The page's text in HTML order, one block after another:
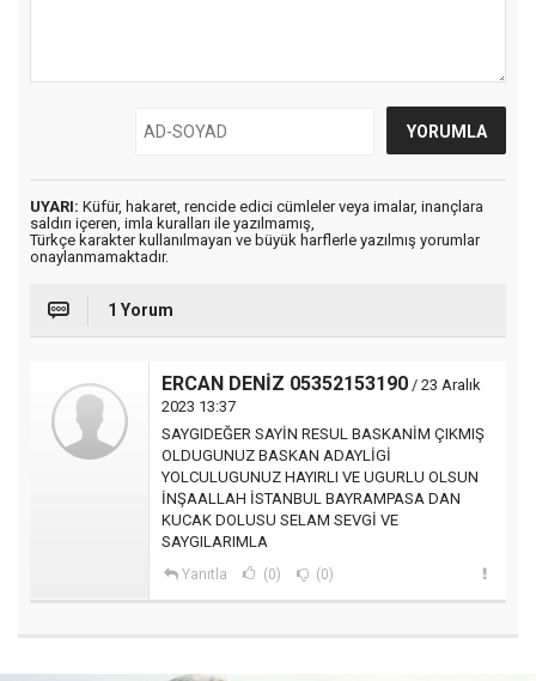
UYARI: Küfür, hakaret, rencide edici cümleler veya imalar, inançlara
saldırı içeren, imla kuralları ile yazılmamış,
Türkçe karakter kullanılmayan ve büyük harflerle yazılmış yorumlar
onaylanmamaktadır.
1 Yorum
ERCAN DENİZ 05352153190 / 23 Aralık
2023 13:37
SAYGIDEĞER SAYİN RESUL BASKANİM ÇIKMIŞ
OLDUGUNUZ BASKAN ADAYLİGİ
YOLCULUGUNUZ HAYIRLI VE UGURLU OLSUN
İNŞAALLAH İSTANBUL BAYRAMPASA DAN
KUCAK DOLUSU SELAM SEVGİ VE
SAYGILARIMLA
Yanıtla (0) (0)